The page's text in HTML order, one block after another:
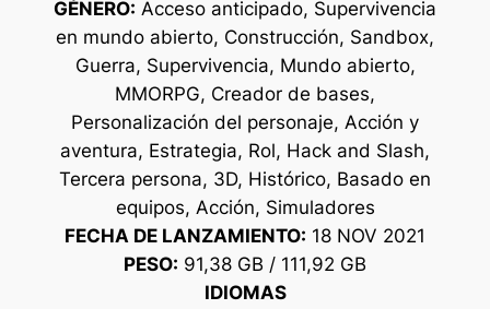
GÉNERO: Acceso anticipado, Supervivencia
en mundo abierto, Construcción, Sandbox,
Guerra, Supervivencia, Mundo abierto,
MMORPG, Creador de bases,
Personalización del personaje, Acción y
aventura, Estrategia, Rol, Hack and Slash,
Tercera persona, 3D, Histórico, Basado en
equipos, Acción, Simuladores
FECHA DE LANZAMIENTO: 18 NOV 2021
PESO: 91,38 GB / 111,92 GB
IDIOMAS